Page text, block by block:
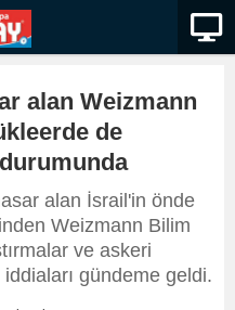
alan Weizmann
de
alan İsrail'in önde
Weizmann Bilim
ve askeri
gündeme geldi.